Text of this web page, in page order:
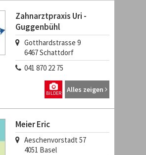
Zahnarztpraxis Uri -
Guggenbühl
Gotthardstrasse 9
6467Schattdorf
041 870 22 75
Alles zeigen
BILDER
Meier Eric
Aeschenvorstadt 57
4051 Basel